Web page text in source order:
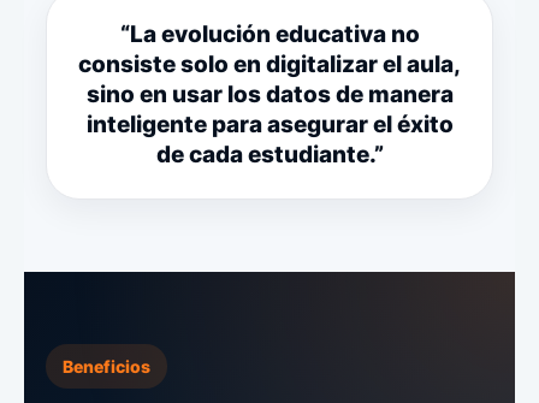
“La evolución educativa no
consiste solo en digitalizar el aula,
sino en usar los datos de manera
inteligente para asegurar el éxito
de cada estudiante.”
Beneficios